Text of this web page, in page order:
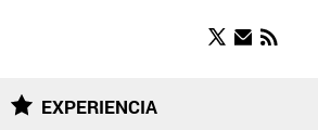
EXPERIENCIA